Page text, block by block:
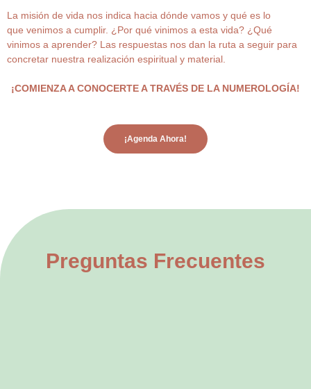
La misión de vida nos indica hacia dónde vamos y qué es lo
que venimos a cumplir. ¿Por qué vinimos a esta vida? ¿Qué
vinimos a aprender? Las respuestas nos dan la ruta a seguir para
concretar nuestra realización espiritual y material.
¡COMIENZA A CONOCERTE A TRAVÉS DE LA NUMEROLOGÍA!
¡Agenda Ahora!
Preguntas Frecuentes